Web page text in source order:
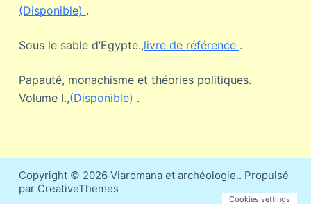
(Disponible) .
Sous le sable d’Egypte.,livre de référence .
Papauté, monachisme et théories politiques.
Volume I.,(Disponible) .
Copyright © 2026 Viaromana et archéologie.. Propulsé
par CreativeThemes
Cookies settings